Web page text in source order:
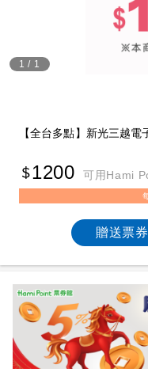
1 / 1
【全台多點】新光三越
1200 可用Hami
贈送票券